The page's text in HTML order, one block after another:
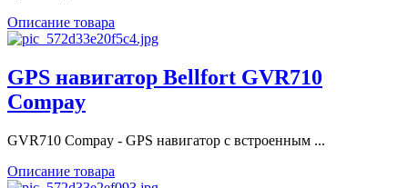
Описание товара
GPS навигатор Bellfort GVR710
Compay
GVR710 Compay - GPS навигатор с встроенным ...
Описание товара